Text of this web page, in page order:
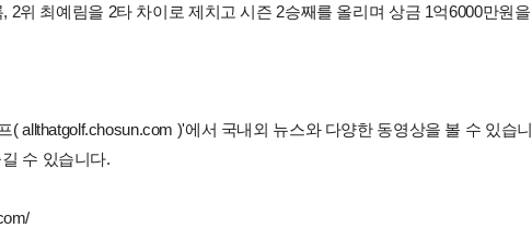
2위 최예림을 2타 차이로 제치고 시즌 2승째를 올리며 상금 1억6000만원을
allthatgolf.chosun.com )'에서 국내외 뉴스와 다양한 동영상을 볼 수 있습니
수 있습니다.